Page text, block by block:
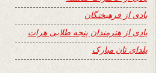
یادی از فرهیختگان
یادی از هنرمندان پنجه طلایی هرات
یلدای تان مبارک